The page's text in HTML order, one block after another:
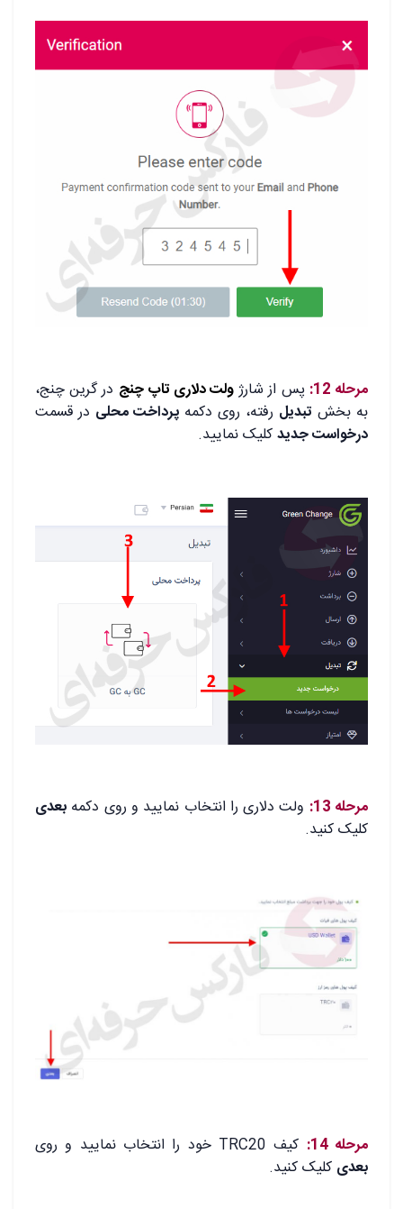
مرحله 12:
پس از شارژولت دلاری تاپ چنج در گرین چنج،
به بخش تبدیل رفته، روی دکمه پرداخت محلی در قسمت
درخواست جدیدکلیک نمایید.
مرحله 13:
ولت دلاری را انتخاب نمایید و روی دکمه بعدی
کلیک کنید.
مرحله 14:
کیف TRC20 خود را انتخاب نمایید و روی
بعدی کلیک کنید.